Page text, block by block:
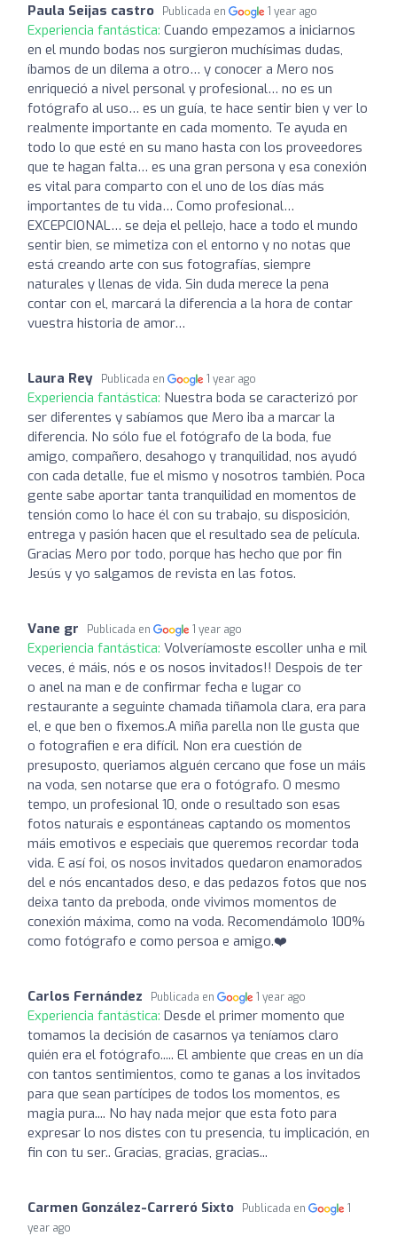
Paula Seijas castro Publicada en 1 year ago
Experiencia fantástica: Cuando empezamos a iniciarnos
en el mundo bodas nos surgieron muchísimas dudas,
íbamos de un dilema a otro… y conocer a Mero nos
enriqueció a nivel personal y profesional… no es un
fotógrafo al uso… es un guía, te hace sentir bien y ver lo
realmente importante en cada momento. Te ayuda en
todo lo que esté en su mano hasta con los proveedores
que te hagan falta… es una gran persona y esa conexión
es vital para comparto con el uno de los días más
importantes de tu vida… Como profesional…
EXCEPCIONAL… se deja el pellejo, hace a todo el mundo
sentir bien, se mimetiza con el entorno y no notas que
está creando arte con sus fotografías, siempre
naturales y llenas de vida. Sin duda merece la pena
contar con el, marcará la diferencia a la hora de contar
vuestra historia de amor…
Laura Rey Publicada en 1 year ago
Experiencia fantástica: Nuestra boda se caracterizó por
ser diferentes y sabíamos que Mero iba a marcar la
diferencia. No sólo fue el fotógrafo de la boda, fue
amigo, compañero, desahogo y tranquilidad, nos ayudó
con cada detalle, fue el mismo y nosotros también. Poca
gente sabe aportar tanta tranquilidad en momentos de
tensión como lo hace él con su trabajo, su disposición,
entrega y pasión hacen que el resultado sea de película.
Gracias Mero por todo, porque has hecho que por fin
Jesús y yo salgamos de revista en las fotos.
Vane gr Publicada en 1 year ago
Experiencia fantástica: Volveríamoste escoller unha e mil
veces, é máis, nós e os nosos invitados!! Despois de ter
o anel na man e de confirmar fecha e lugar co
restaurante a seguinte chamada tiñamola clara, era para
el, e que ben o fixemos.A miña parella non lle gusta que
o fotografien e era difícil. Non era cuestión de
presuposto, queriamos alguén cercano que fose un máis
na voda, sen notarse que era o fotógrafo. O mesmo
tempo, un profesional 10, onde o resultado son esas
fotos naturais e espontáneas captando os momentos
máis emotivos e especiais que queremos recordar toda
vida. E así foi, os nosos invitados quedaron enamorados
del e nós encantados deso, e das pedazos fotos que nos
deixa tanto da preboda, onde vivimos momentos de
conexión máxima, como na voda. Recomendámolo 100%
como fotógrafo e como persoa e amigo.❤️
Carlos Fernández Publicada en 1 year ago
Experiencia fantástica: Desde el primer momento que
tomamos la decisión de casarnos ya teníamos claro
quién era el fotógrafo..... El ambiente que creas en un día
con tantos sentimientos, como te ganas a los invitados
para que sean partícipes de todos los momentos, es
magia pura.... No hay nada mejor que esta foto para
expresar lo nos distes con tu presencia, tu implicación, en
fin con tu ser.. Gracias, gracias, gracias...
Carmen González-Carreró Sixto Publicada en
1
year ago